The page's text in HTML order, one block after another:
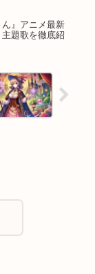
ん』アニメ最新
題歌を徹底紹